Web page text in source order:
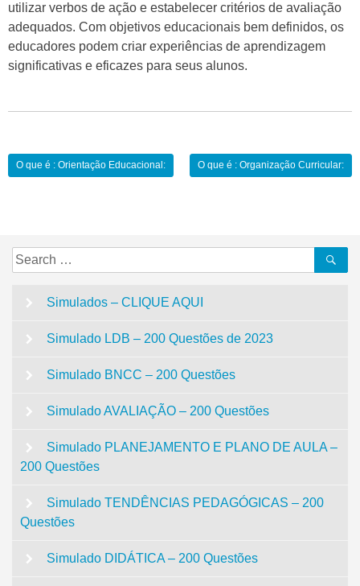
utilizar verbos de ação e estabelecer critérios de avaliação
adequados. Com objetivos educacionais bem definidos, os
educadores podem criar experiências de aprendizagem
significativas e eficazes para seus alunos.
Navegação
O que é : Orientação Educacional: O que é : Organização Curricular:
Search
for:
Simulados – CLIQUE AQUI
Simulado LDB – 200 Questões de 2023
Simulado BNCC – 200 Questões
Simulado AVALIAÇÃO – 200 Questões
Simulado PLANEJAMENTO E PLANO DE AULA –
200 Questões
Simulado TENDÊNCIAS PEDAGÓGICAS – 200
Questões
Simulado DIDÁTICA – 200 Questões